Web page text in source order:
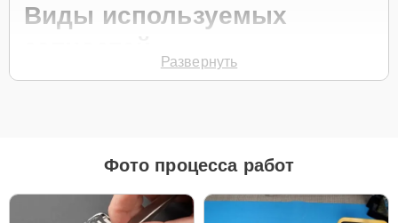
Виды используемых
Рекомендации по выбору запчастей:
использовать на долгий срок, лучшим выбором
Развернуть
Фото процесса работ